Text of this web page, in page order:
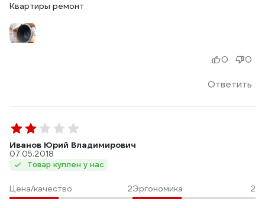
Квартиры ремонт
Ответить
0 0
Иванов Юрий Владимирович
07.05.2018
Товар куплен у нас
Цена/качество 2Эргономика 2